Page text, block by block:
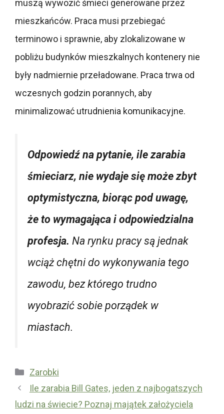
muszą wywozić śmieci generowane przez
mieszkańców. Praca musi przebiegać
terminowo i sprawnie, aby zlokalizowane w
pobliżu budynków mieszkalnych kontenery nie
były nadmiernie przeładowane. Praca trwa od
wczesnych godzin porannych, aby
minimalizować utrudnienia komunikacyjne.
Odpowiedź na pytanie, ile zarabia
śmieciarz, nie wydaje się może zbyt
optymistyczna, biorąc pod uwagę,
że to wymagająca i odpowiedzialna
profesja. Na rynku pracy są jednak
wciąż chętni do wykonywania tego
zawodu, bez którego trudno
wyobrazić sobie porządek w
miastach.
Kategorie
Zarobki
Ile zarabia Bill Gates, jeden z najbogatszych
ludzi na świecie? Poznaj majątek założyciela